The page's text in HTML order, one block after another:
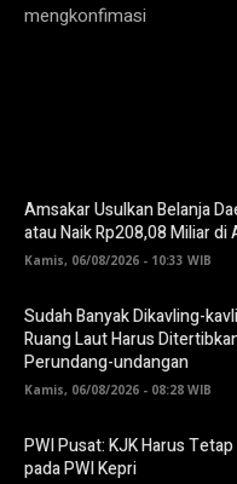
mengkonfimasi
Amsakar Usulkan Belanja
atau Naik Rp208,08 Miliar
Kamis, 06/08/2026 - 10:33 WIB
Sudah Banyak Dikavling-
Ruang Laut Harus
Perundang-undangan
Kamis, 06/08/2026 - 08:28 WIB
PWI Pusat: KJK Harus
pada PWI Kepri